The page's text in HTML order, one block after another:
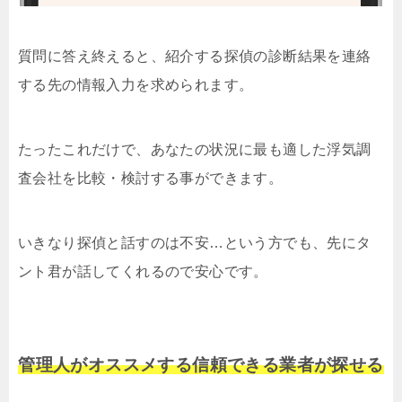
質問に答え終えると、紹介する探偵の診断結果を連絡
する先の情報入力を求められます。
たったこれだけで、あなたの状況に最も適した浮気調
査会社を比較・検討する事ができます。
いきなり探偵と話すのは不安…という方でも、先にタ
ント君が話してくれるので安心です。
管理人がオススメする信頼できる業者が探せる